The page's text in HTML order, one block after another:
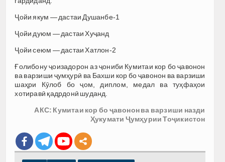
Ҷойи якум — дастаи Душанбе-1
Ҷойи дуюм — дастаи Хуҷанд
Ҷойи сеюм — дастаи Хатлон-2
Ғолибону ҷоизадорон аз ҷониби Кумитаи кор бо ҷавонон
ва варзиши ҷумҳурӣ ва Бахши кор бо ҷавонон ва варзиши
шаҳри Кӯлоб бо ҷом, диплом, медал ва туҳфаҳои
хотиравӣ қадрдонӣ шуданд.
АКС: Кумитаи кор бо ҷавонон ва варзиши назди
Ҳукумати Ҷумҳурии Тоҷикистон